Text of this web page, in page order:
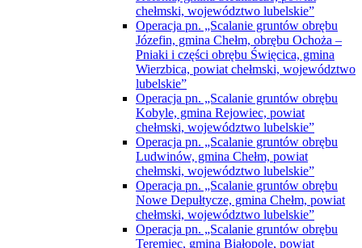
lubelskie”
Operacja pn. „Scalanie gruntów obrębu
Kobyle, gmina Rejowiec, powiat
chełmski, województwo lubelskie”
Operacja pn. „Scalanie gruntów obrębu
Ludwinów, gmina Chełm, powiat
chełmski, województwo lubelskie”
Operacja pn. „Scalanie gruntów obrębu
Nowe Depułtycze, gmina Chełm, powiat
chełmski, województwo lubelskie”
Operacja pn. „Scalanie gruntów obrębu
Teremiec, gmina Białopole, powiat
chełmski, województwo lubelskie”
Operacja pn. „Scalanie gruntów obrębu
Wojsławice, gmina Wojsławice, powiat
chełmski, województwo lubelskie”